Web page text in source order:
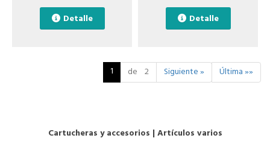
Detalle Detalle
1 de 2 Siguiente » Última »»
Cartucheras y accesorios |Artículos varios